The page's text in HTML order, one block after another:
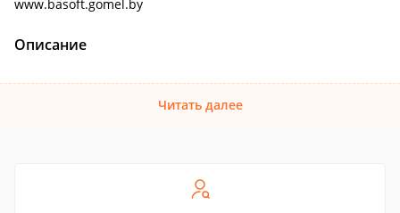
www.basoft.gomel.by
Описание
Читать далее